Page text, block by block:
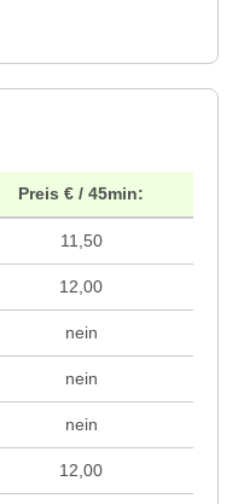
Preis € / 45min:
11,50
12,00
nein
nein
nein
12,00